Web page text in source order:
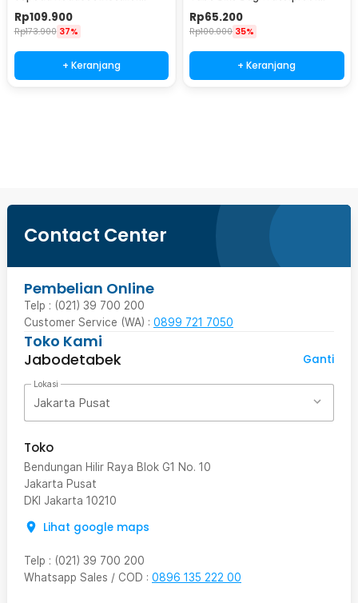
BB86-92 Tool - HP-7070
Rp109.900
Rp173.900 37%
+ Keranjang
Holder HP 6.5 Inch - TZ50
Rp65.200
Rp100.000 35%
+ Keranjang
Contact Center
Pembelian Online
Telp : (021) 39 700 200
Customer Service (WA) : 0899 721 7050
Toko Kami
Jabodetabek
Ganti
Lokasi
Jakarta Pusat
Toko
Bendungan Hilir Raya Blok G1 No. 10
Jakarta Pusat
DKI Jakarta 10210
Lihat google maps
Telp : (021) 39 700 200
Whatsapp Sales / COD : 0896 135 222 00